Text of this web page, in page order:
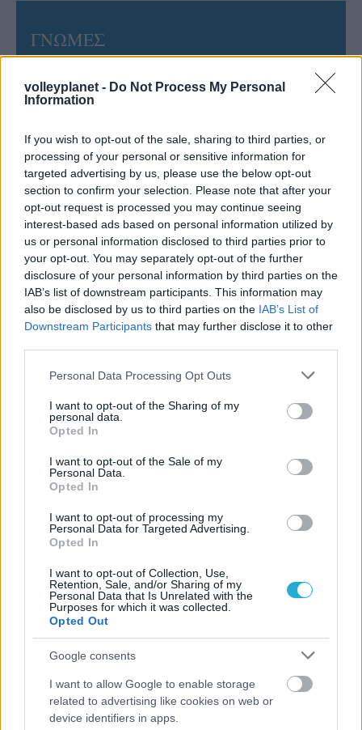
volleyplanet - Do Not Process My Personal
Information
If you wish to opt-out of the sale, sharing to third parties, or
processing of your personal or sensitive information for
targeted advertising by us, please use the below opt-out
section to confirm your selection. Please note that after your
opt-out request is processed you may continue seeing
interest-based ads based on personal information utilized by
us or personal information disclosed to third parties prior to
your opt-out. You may separately opt-out of the further
disclosure of your personal information by third parties on the
IAB’s list of downstream participants. This information may
also be disclosed by us to third parties on the IAB’s List of
Downstream Participants that may further disclose it to other
Please note that this website/app uses one or more Google
not limited to your visit or usage behaviour. You may click to
grant or deny consent to Google and its third-party tags to
use your data for below specified purposes in below Google
consent section.
Personal Data Processing Opt Outs
I want to opt-out of the Sharing of my
personal data.
Opted In
I want to opt-out of the Sale of my
Personal Data.
Opted In
I want to opt-out of processing my
Personal Data for Targeted Advertising.
Opted In
I want to opt-out of Collection, Use,
Retention, Sale, and/or Sharing of my
Personal Data that Is Unrelated with the
Purposes for which it was collected.
Opted Out
Google consents
I want to allow Google to enable storage
related to advertising like cookies on web or
device identifiers in apps.
ΓΝΩΜΕΣ
Από την Περούτζια του 2000
στο σήμερα: Tο τρίτο
ευρωπαϊκό ραντεβού του
Παναθηναϊκού με την
ιστορία
ΗΛΙΑΣ ΠΑΠΑΪΩΑΝΝΟΥ
Αναγνώριση και σεβασμός
οι σημαντικότερες νίκες του
Α.Ο. Θήρας